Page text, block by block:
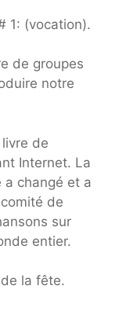
1: (vocation).
de groupes
notre
de
Internet. La
a changé et a
de
sur
entier.
la fête.